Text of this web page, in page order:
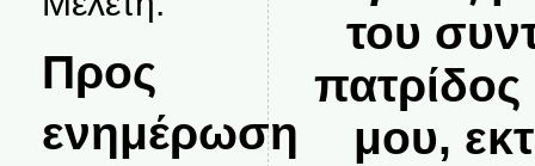
Προς
ενημέρωση
του
μου,